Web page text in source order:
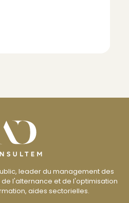
leader du management des
l'alternance et de l'optimisation
aides sectorielles.